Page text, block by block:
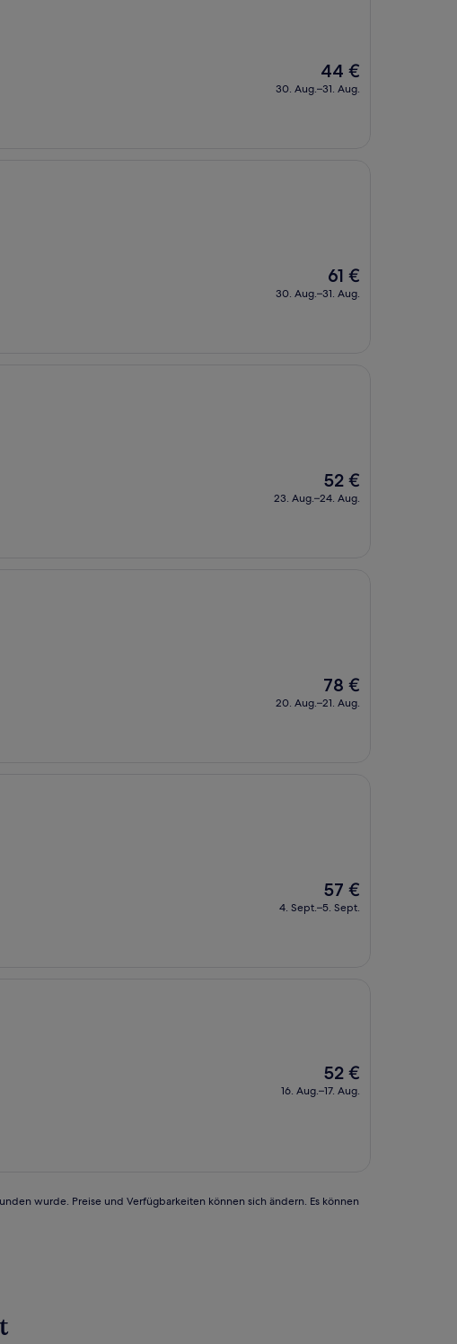
Der
Preis
beträgt
44 €
30. Aug.–31. Aug.
Der
Preis
beträgt
61 €
30. Aug.–31. Aug.
Der
Preis
beträgt
52 €
23. Aug.–24. Aug.
Der
Preis
beträgt
78 €
20. Aug.–21. Aug.
Der
Preis
beträgt
57 €
4. Sept.–5. Sept.
Der
Preis
beträgt
52 €
16. Aug.–17. Aug.
wurde. Preise und Verfügbarkeiten können sich ändern. Es können